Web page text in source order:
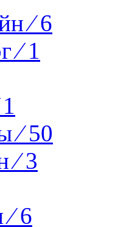
⁄ 6
⁄ 1
⁄ 50
⁄ 3
6